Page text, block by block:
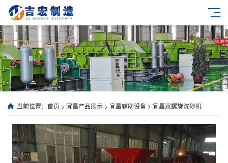
当前位置： 首页 > 宜昌产品展示 > 宜昌辅助设备 > 宜昌双螺旋洗砂机